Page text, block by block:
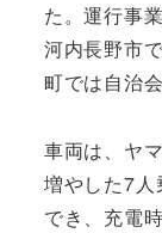
た。運行事
河内長野市
町では自治
車両は、ヤ
増やした7
でき、充電